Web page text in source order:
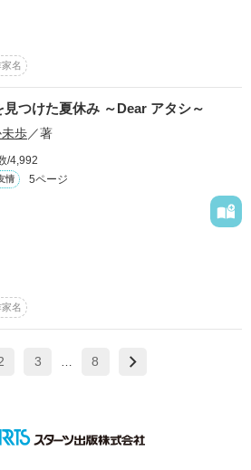
ね
たい
家名
見つけた夏休み ～Dear アタシ～
歩／著
/4,992
情 5ページ
休みを祖母宅で暮らすチカの前に現わ
恐ろしく喋る男の子。       傷付いて
家名
3 8